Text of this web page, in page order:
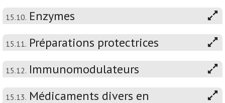
15.10. Enzymes
15.11. Préparations protectrices
15.12. Immunomodulateurs
15.13. Médicaments divers en